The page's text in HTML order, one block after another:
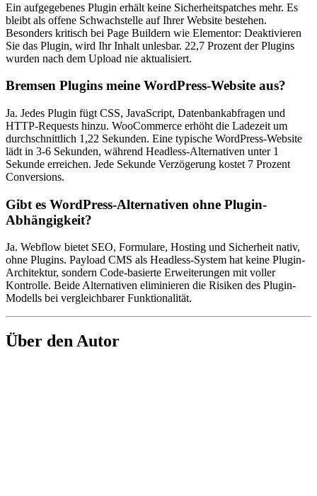
Ein aufgegebenes Plugin erhält keine Sicherheitspatches mehr. Es
bleibt als offene Schwachstelle auf Ihrer Website bestehen.
Besonders kritisch bei Page Buildern wie Elementor: Deaktivieren
Sie das Plugin, wird Ihr Inhalt unlesbar. 22,7 Prozent der Plugins
wurden nach dem Upload nie aktualisiert.
Bremsen Plugins meine WordPress-Website aus?
Ja. Jedes Plugin fügt CSS, JavaScript, Datenbankabfragen und
HTTP-Requests hinzu. WooCommerce erhöht die Ladezeit um
durchschnittlich 1,22 Sekunden. Eine typische WordPress-Website
lädt in 3-6 Sekunden, während Headless-Alternativen unter 1
Sekunde erreichen. Jede Sekunde Verzögerung kostet 7 Prozent
Conversions.
Gibt es WordPress-Alternativen ohne Plugin-
Abhängigkeit?
Ja. Webflow bietet SEO, Formulare, Hosting und Sicherheit nativ,
ohne Plugins. Payload CMS als Headless-System hat keine Plugin-
Architektur, sondern Code-basierte Erweiterungen mit voller
Kontrolle. Beide Alternativen eliminieren die Risiken des Plugin-
Modells bei vergleichbarer Funktionalität.
Über den Autor